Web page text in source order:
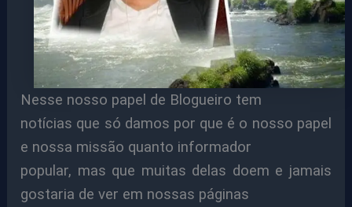
Nesse nosso papel de Blogueiro tem
notícias que só damos por que é o nosso papel
e nossa missão quanto informador
popular, mas que muitas delas doem e jamais
gostaria de ver em nossas páginas